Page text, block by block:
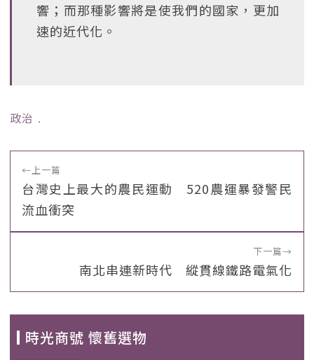
響；而那種影響將是使我們的國家，更加
速的近代化。
政治 ﹒
←上一篇
台灣史上最大的農民運動 520農運暴發警民
流血衝突
下一篇→
南北串連新時代 縱貫線鐵路電氣化
時光商號 懷舊選物